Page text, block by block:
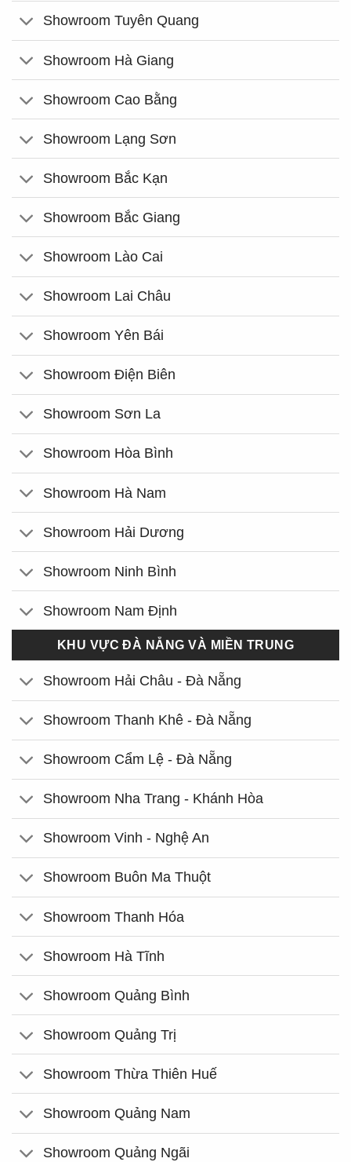
Showroom Tuyên Quang
Showroom Hà Giang
Showroom Cao Bằng
Showroom Lạng Sơn
Showroom Bắc Kạn
Showroom Bắc Giang
Showroom Lào Cai
Showroom Lai Châu
Showroom Yên Bái
Showroom Điện Biên
Showroom Sơn La
Showroom Hòa Bình
Showroom Hà Nam
Showroom Hải Dương
Showroom Ninh Bình
Showroom Nam Định
KHU VỰC ĐÀ NẴNG VÀ MIỀN TRUNG
Showroom Hải Châu - Đà Nẵng
Showroom Thanh Khê - Đà Nẵng
Showroom Cẩm Lệ - Đà Nẵng
Showroom Nha Trang - Khánh Hòa
Showroom Vinh - Nghệ An
Showroom Buôn Ma Thuột
Showroom Thanh Hóa
Showroom Hà Tĩnh
Showroom Quảng Bình
Showroom Quảng Trị
Showroom Thừa Thiên Huế
Showroom Quảng Nam
Showroom Quảng Ngãi